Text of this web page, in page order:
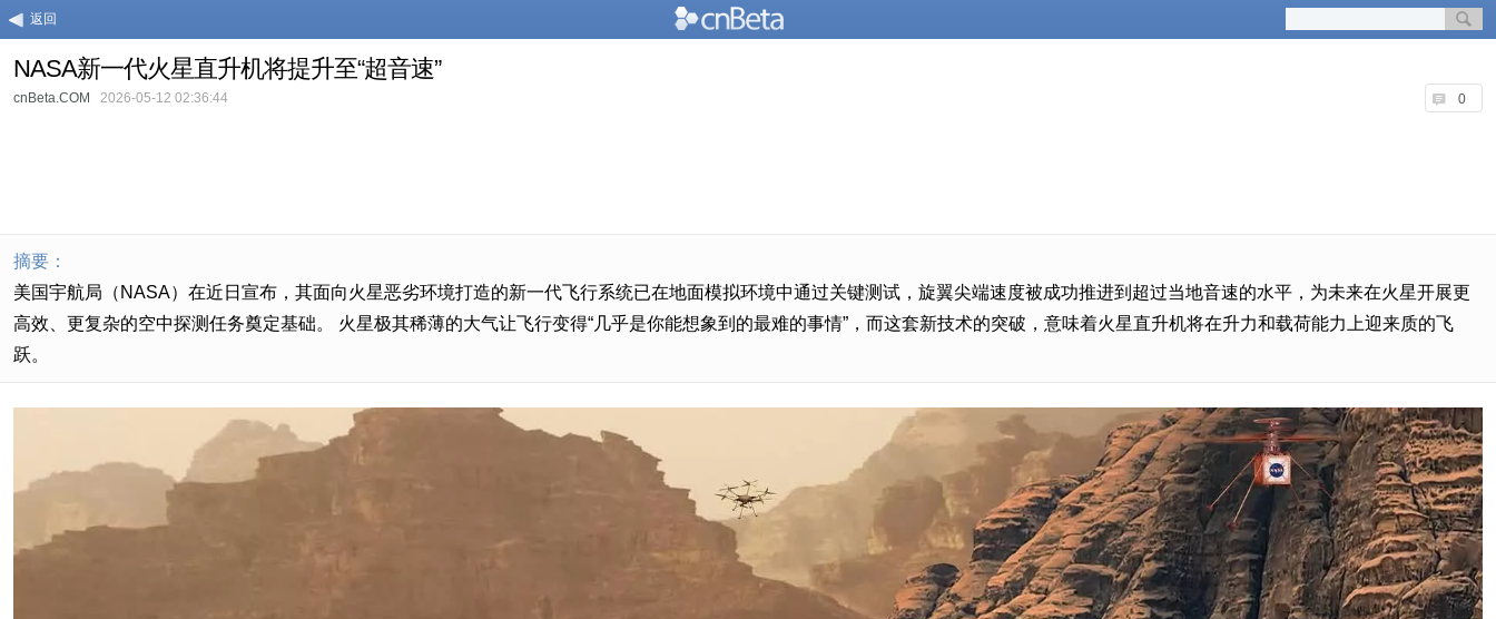
返回
NASA新一代火星直升机将提升至“超音速”
0
cnBeta.COM 2026-05-12 02:36:44
摘要：
美国宇航局（NASA）在近日宣布，其面向火星恶劣环境打造的新一代飞行系统已在地面模拟环境中通过关键测试，旋翼尖端速度被成功推进到超过当地音速的水平，为未来在火星开展更
高效、更复杂的空中探测任务奠定基础。 火星极其稀薄的大气让飞行变得“几乎是你能想象到的最难的事情”，而这套新技术的突破，意味着火星直升机将在升力和载荷能力上迎来质的飞
跃。